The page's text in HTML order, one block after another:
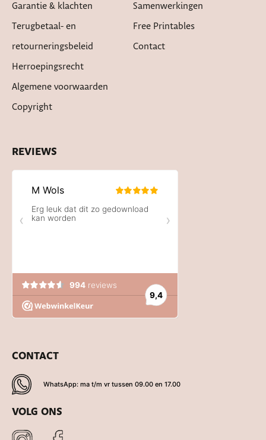
Garantie & klachten
Terugbetaal- en
retourneringsbeleid
Herroepingsrecht
Algemene voorwaarden
Copyright
Samenwerkingen
Free Printables
Contact
REVIEWS
CONTACT
WhatsApp: ma t/m vr tussen 09.00 en 17.00
VOLG ONS